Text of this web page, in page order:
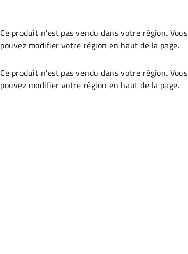
Ce produit n'est pas vendu dans votre région. Vous
pouvez modifier votre région en haut de la page.
Ce produit n'est pas vendu dans votre région. Vous
pouvez modifier votre région en haut de la page.